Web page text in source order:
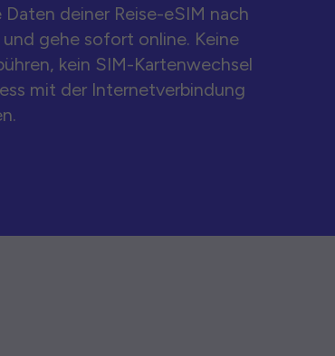
deiner Reise-eSIM nach
gehe sofort online. Keine
kein SIM-Kartenwechsel
mit der Internetverbindung